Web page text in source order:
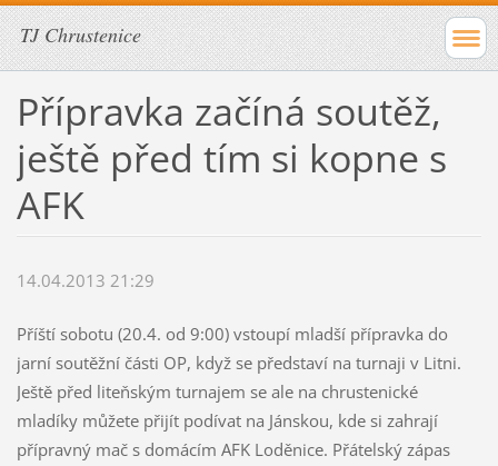
TJ Chrustenice
Přípravka začíná soutěž,
ještě před tím si kopne s
AFK
14.04.2013 21:29
Příští sobotu (20.4. od 9:00) vstoupí mladší přípravka do
jarní soutěžní části OP, když se představí na turnaji v Litni.
Ještě před liteňským turnajem se ale na chrustenické
mladíky můžete přijít podívat na Jánskou, kde si zahrají
přípravný mač s domácím AFK Loděnice. Přátelský zápas